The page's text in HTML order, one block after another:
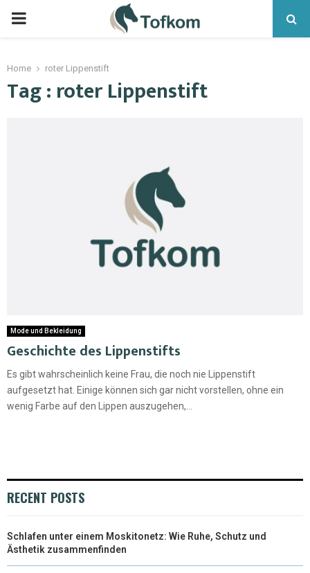
Home roter Lippenstift
Tag : roter Lippenstift
Mode und Bekleidung
Geschichte des Lippenstifts
Es gibt wahrscheinlich keine Frau, die noch nie Lippenstift
aufgesetzt hat. Einige können sich gar nicht vorstellen, ohne ein
wenig Farbe auf den Lippen auszugehen,...
RECENT POSTS
Schlafen unter einem Moskitonetz: Wie Ruhe, Schutz und
Ästhetik zusammenfinden